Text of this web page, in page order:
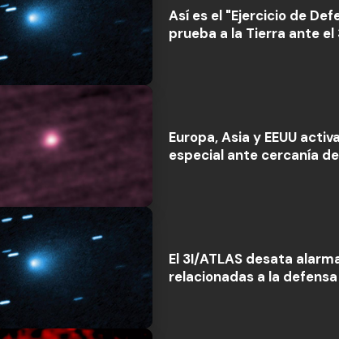
Así es el "Ejercicio de
prueba a la Tierra ante el
Europa, Asia y EEUU
especial ante cercanía
El 3I/ATLAS desata
relacionadas a la